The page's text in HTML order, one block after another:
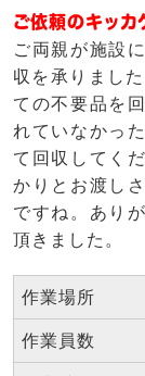
ご依頼のキッカ
ご両親が施設
収を承りまし
ての不要品を
れていなかっ
て回収してく
かりとお渡し
ですね。あり
頂きました。
作業場所
作業員数